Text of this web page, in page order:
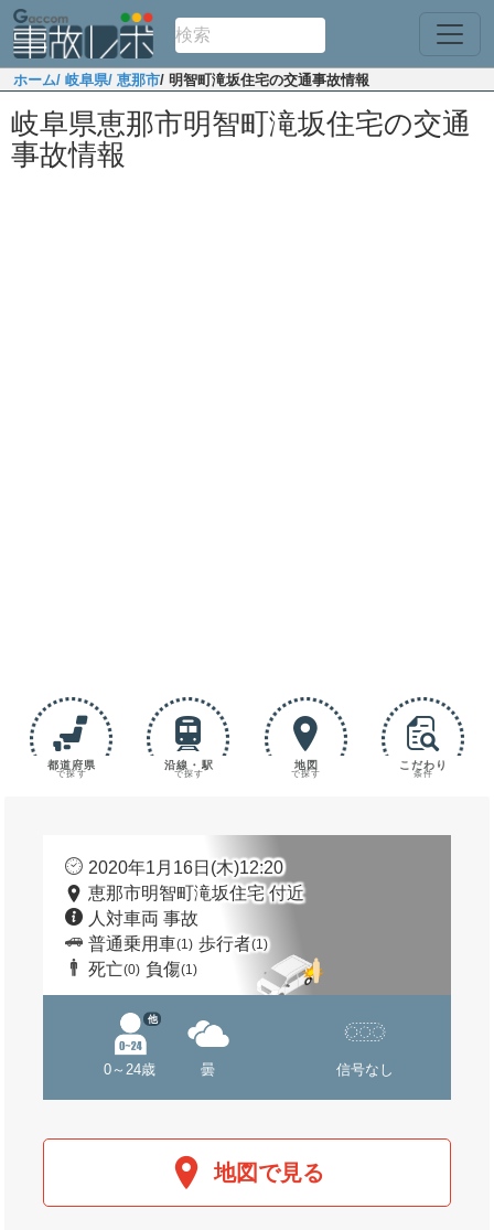
ホーム/ 岐阜県/ 恵那市/ 明智町滝坂住宅の交通事故情報
岐阜県恵那市明智町滝坂住宅の交通
事故情報
都道府県
で探す
沿線・駅
で探す
地図
で探す
こだわり
条件
2020年1月16日(木)12:20
恵那市明智町滝坂住宅 付近
人対車両 事故
普通乗用車(1) 歩行者(1)
死亡(0) 負傷(1)
0～24歳
他
曇 信号なし
地図で見る